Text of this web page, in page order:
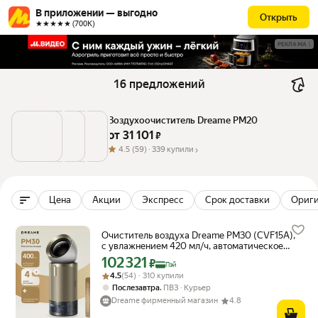
В приложении — выгодно
★★★★★ (700К)
Открыть
РЕКЛАМА
16 предложений
Воздухоочиститель Dreame PM20
от 31 101 ₽
4.5 (59) · 339 купили
Цена Акции Экспресс Срок доставки
Очиститель воздуха Dreame PM30 (CVF15A),
с увлажнением 420 мл/ч, автоматическое
включение, сенсорный дисплей, золотистый
Цена с картой Яндекс Пэй 102321 ₽ вместо
102 321 ₽ Пэй
Рейтинг товара: 4.5 из 5
Оценок: (54) · 310 купили
4.5(54) · 310 купили
Послезавтра, ПВЗ
Курьер
Dreame фирменный магазин
4.8